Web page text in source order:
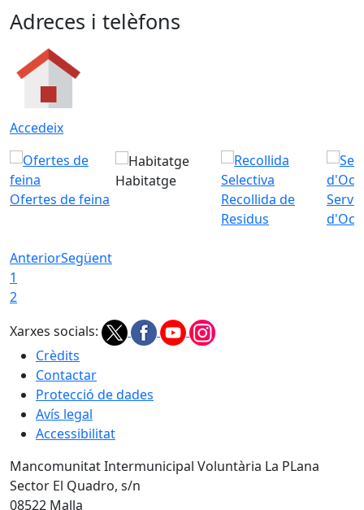
Adreces i telèfons
Accedeix
Ofertes de feina
Habitatge
Recollida de
Residus
Servei
AnteriorSegüent
1
2
Xarxes socials:
Crèdits
Contactar
Protecció de dades
Avís legal
Accessibilitat
Mancomunitat Intermunicipal Voluntària La PLana
Sector El Quadro, s/n
08522 Malla